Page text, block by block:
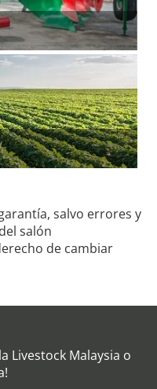
salvo errores y
salón
de cambiar
Livestock Malaysia o